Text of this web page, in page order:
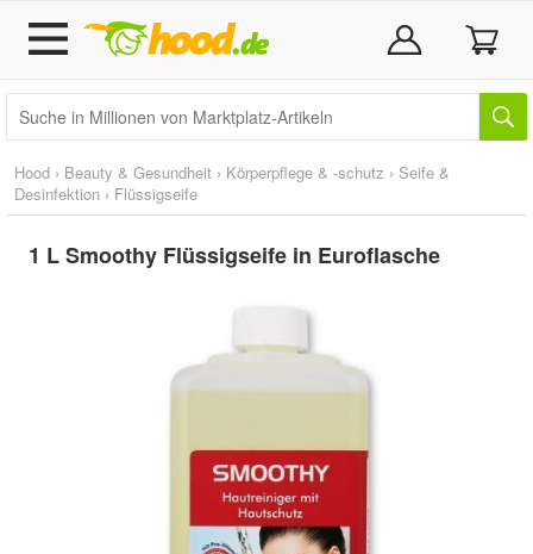
Hood › Beauty & Gesundheit › Körperpflege & -schutz › Seife &
Desinfektion › Flüssigseife
1 L Smoothy Flüssigseife in Euroflasche